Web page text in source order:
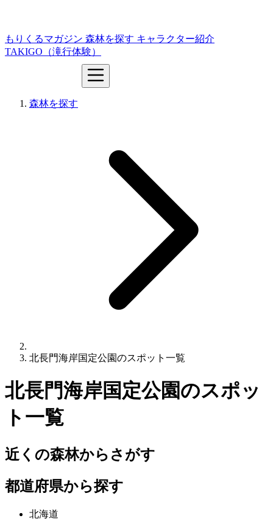
もりくるマガジン 森林を探す キャラクター紹介
TAKIGO（滝行体験）
森林を探す
北長門海岸国定公園のスポット一覧
北長門海岸国定公園のスポッ
ト一覧
近くの森林からさがす
都道府県から探す
北海道